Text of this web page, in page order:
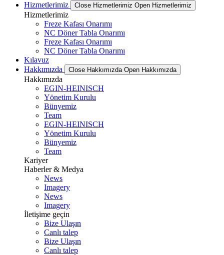
Hizmetlerimiz
Close Hizmetlerimiz Open Hizmetlerimiz
Hizmetlerimiz
Freze Kafası Onarımı
NC Döner Tabla Onarımı
Freze Kafası Onarımı
NC Döner Tabla Onarımı
Kılavuz
Hakkımızda
Close Hakkımızda Open Hakkımızda
Hakkımızda
EGIN-HEINISCH
Yönetim Kurulu
Bünyemiz
Team
EGIN-HEINISCH
Yönetim Kurulu
Bünyemiz
Team
Kariyer
Haberler & Medya
News
Imagery
News
Imagery
İletişime geçin
Bize Ulaşın
Canlı talep
Bize Ulaşın
Canlı talep